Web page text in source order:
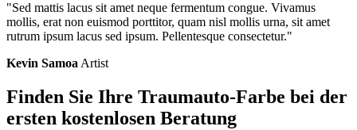
"Sed mattis lacus sit amet neque fermentum congue. Vivamus
mollis, erat non euismod porttitor, quam nisl mollis urna, sit amet
rutrum ipsum lacus sed ipsum. Pellentesque consectetur."
Kevin SamoaArtist
Finden Sie Ihre Traumauto-Farbe bei der
ersten kostenlosen Beratung